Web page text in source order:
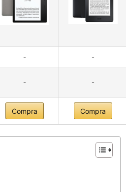
- -
- -
Compra Compra